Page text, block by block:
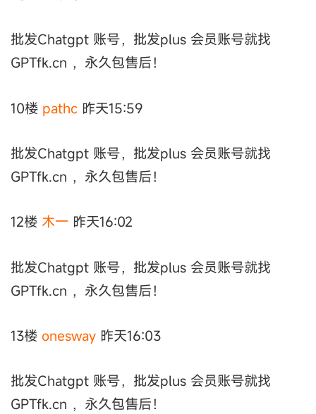
批发Chatgpt 账号，批发plus 会员账号就找
GPTfk.cn ，永久包售后！
10楼 pathc 昨天15:59
批发Chatgpt 账号，批发plus 会员账号就找
GPTfk.cn ，永久包售后！
12楼 木一 昨天16:02
批发Chatgpt 账号，批发plus 会员账号就找
GPTfk.cn ，永久包售后！
13楼 onesway 昨天16:03
批发Chatgpt 账号，批发plus 会员账号就找
GPTfk.cn ，永久包售后！